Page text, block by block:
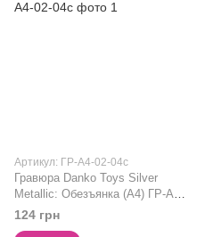
Артикул: ГР-А4-02-04с
Гравюра Danko Toys Silver
Metallic: Обезъянка (А4) ГР-А4-
02-04с
124 грн